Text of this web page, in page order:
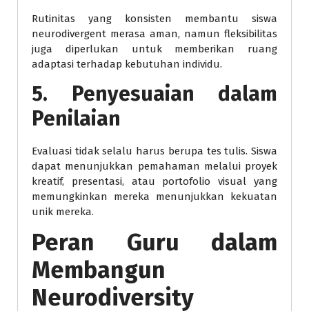
Rutinitas yang konsisten membantu siswa
neurodivergent merasa aman, namun fleksibilitas
juga diperlukan untuk memberikan ruang
adaptasi terhadap kebutuhan individu.
5. Penyesuaian dalam
Penilaian
Evaluasi tidak selalu harus berupa tes tulis. Siswa
dapat menunjukkan pemahaman melalui proyek
kreatif, presentasi, atau portofolio visual yang
memungkinkan mereka menunjukkan kekuatan
unik mereka.
Peran Guru dalam
Membangun
Neurodiversity